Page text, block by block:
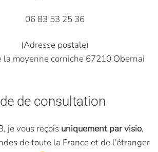
06 83 53 25 36
(Adresse postale)
la moyenne corniche 67210 Obernai
de consultation
je vous reçois uniquement par visio,
de toute la France et de l'étranger